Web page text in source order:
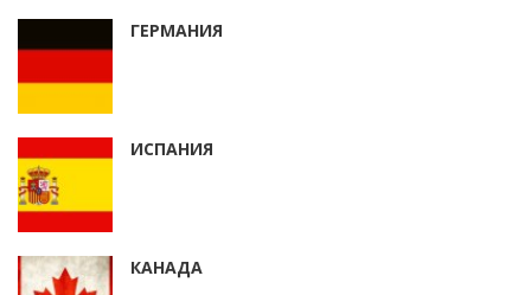
ГЕРМАНИЯ
ИСПАНИЯ
КАНАДА